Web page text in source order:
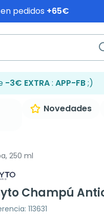
pedidos +65€
-3€ EXTRA: APP-FB;)
Novedades
250 ml
Champú
113631